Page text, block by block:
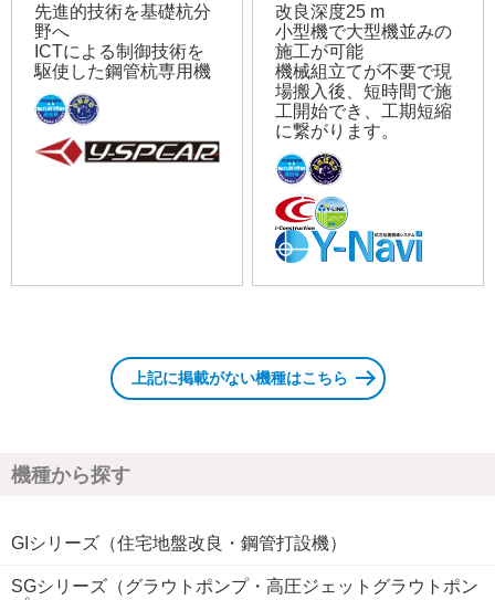
先進的技術を基礎杭分
野へ
ICTによる制御技術を
駆使した鋼管杭専用機
改良深度25 m
小型機で大型機並みの
施工が可能
機械組立てが不要で現
場搬入後、短時間で施
工開始でき、工期短縮
に繋がります。
上記に掲載がない機種はこちら
機種から探す
GIシリーズ（住宅地盤改良・鋼管打設機）
SGシリーズ（グラウトポンプ・高圧ジェットグラウトポン